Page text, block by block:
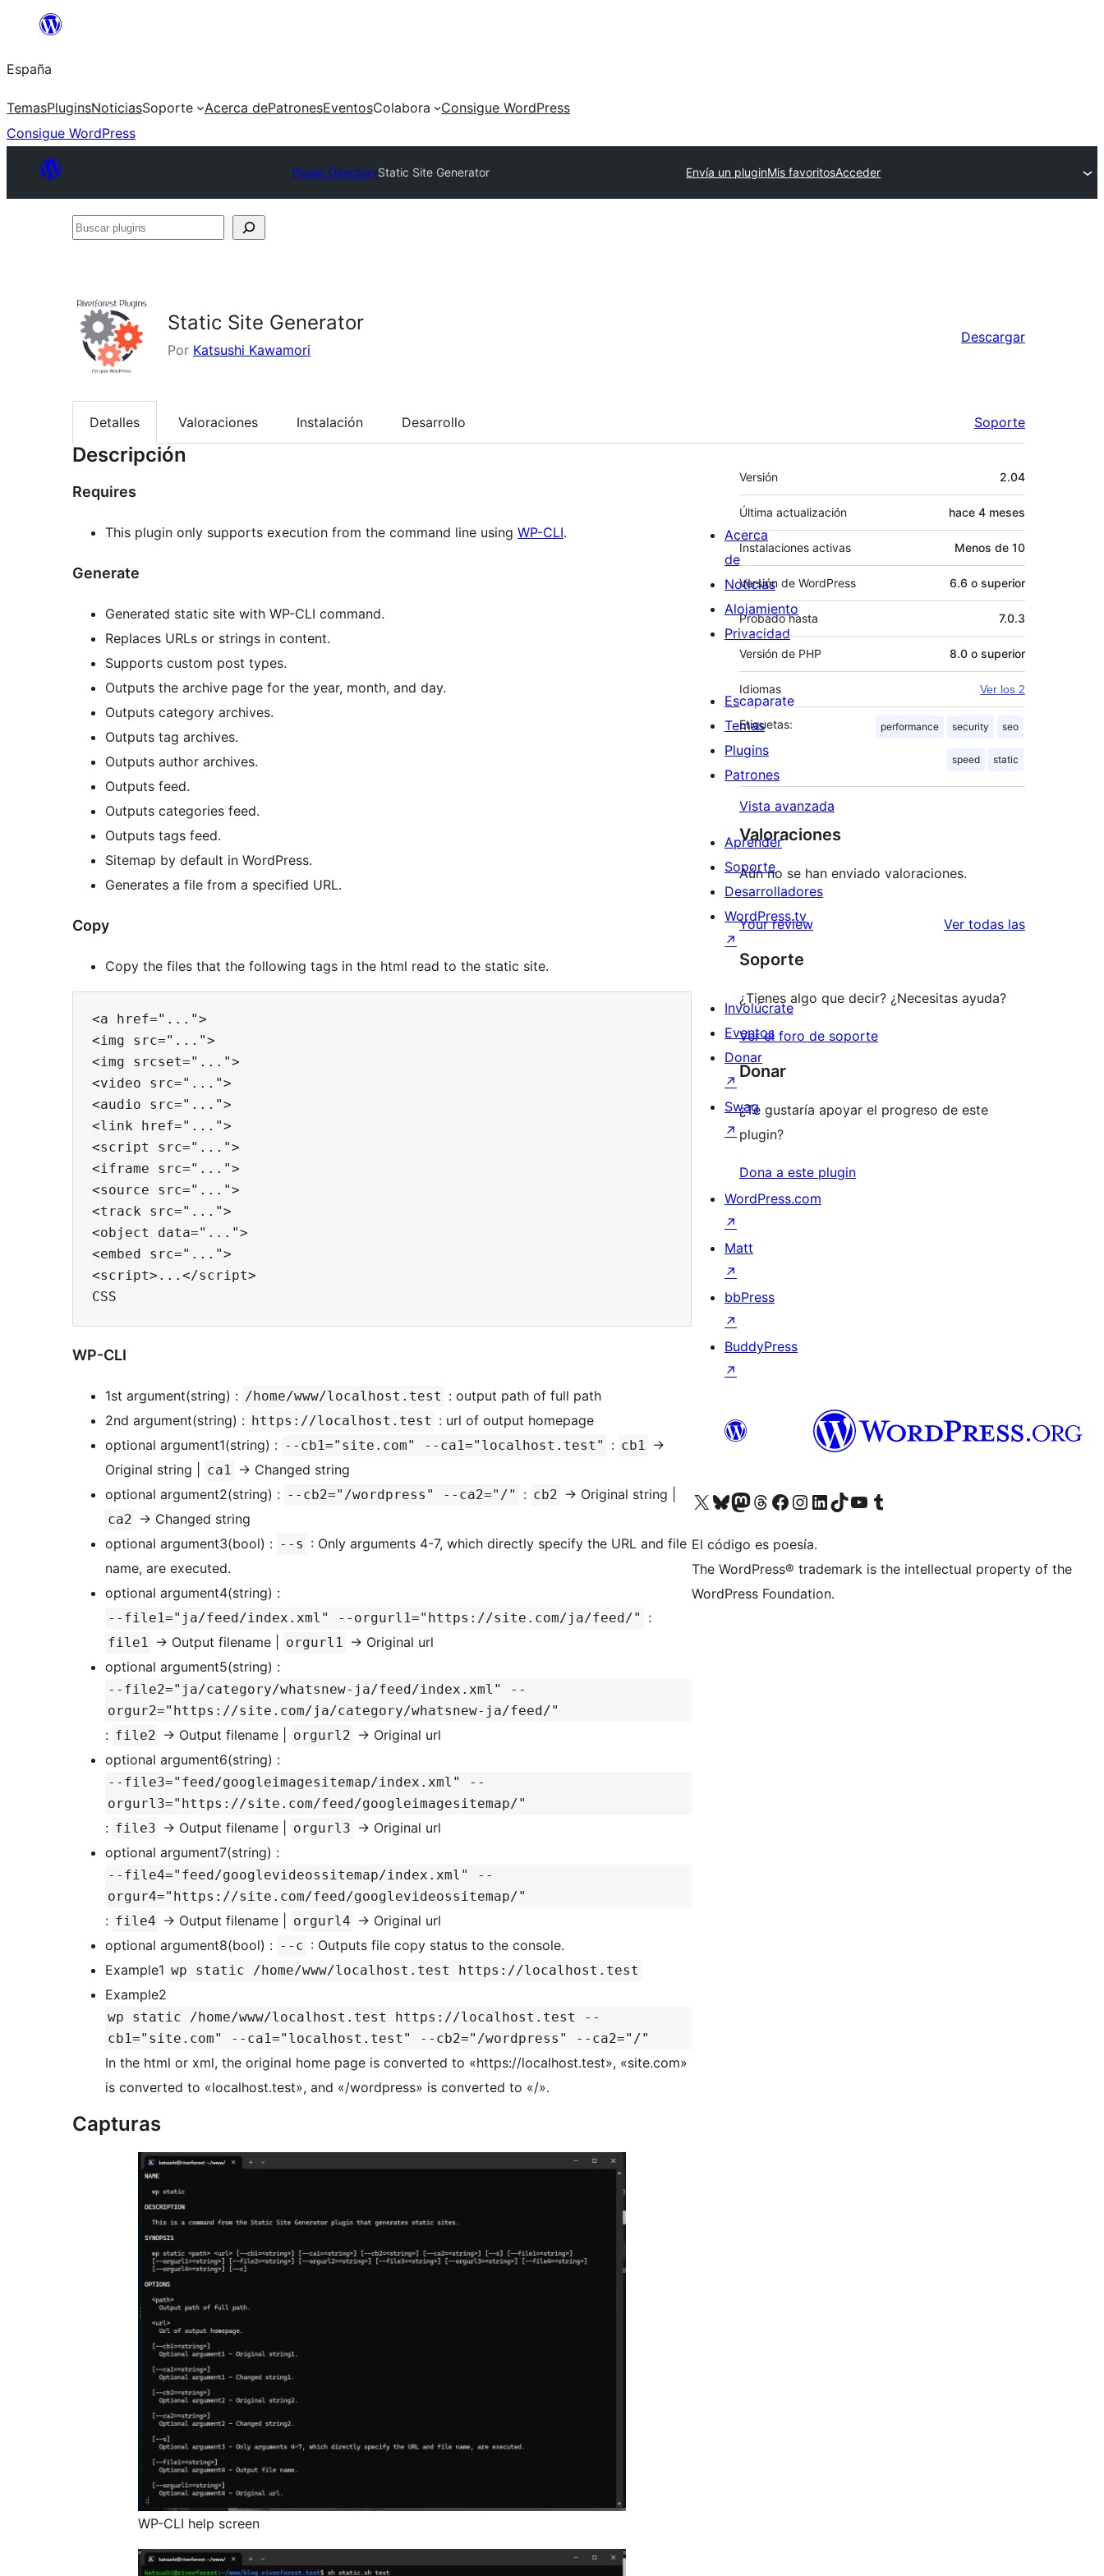
Saltar
contenido
España
TemasPluginsNoticiasSoporte Acerca dePatronesEventosColabora
Consigue WordPress
Consigue WordPress
Plugin DirectoryStatic Site Generator Envía un pluginMis favoritosAcceder
Buscar
Static Site Generator
Por Katsushi Kawamori
Descargar
Detalles Valoraciones Instalación Desarrollo Soporte
Descripción
Requires
This plugin only supports execution from the command line using WP-CLI.
Generate
Generated static site with WP-CLI command.
Replaces URLs or strings in content.
Supports custom post types.
Outputs the archive page for the year, month, and day.
Outputs category archives.
Outputs tag archives.
Outputs author archives.
Outputs feed.
Outputs categories feed.
Outputs tags feed.
Sitemap by default in WordPress.
Generates a file from a specified URL.
Copy
Copy the files that the following tags in the html read to the static site.
<a href="...">
<img src="...">
<img srcset="...">
<video src="...">
<audio src="...">
<link href="...">
<script src="...">
<iframe src="...">
<source src="...">
<track src="...">
<object data="...">
<embed src="...">
<script>...</script>
WP-CLI
1st argument(string) : /home/www/localhost.test : output path of full path
2nd argument(string) : https://localhost.test : url of output homepage
optional argument1(string) : --cb1="site.com" --ca1="localhost.test" : cb1 ->
Original string |
ca1 -> Changed string
optional argument2(string) : --cb2="/wordpress" --ca2="/" : cb2 -> Original string |
ca2 -> Changed string
optional argument3(bool) : --s : Only arguments 4-7, which directly specify the URL and file
name, are executed.
optional argument4(string) :
--file1="ja/feed/index.xml" --orgurl1="https://site.com/ja/feed/" :
file1 -> Output filename | orgurl1 -> Original url
optional argument5(string) :
--file2="ja/category/whatsnew-ja/feed/index.xml" --
orgur2="https://site.com/ja/category/whatsnew-ja/feed/"
: file2 -> Output filename | orgurl2 -> Original url
optional argument6(string) :
--file3="feed/googleimagesitemap/index.xml" --
orgurl3="https://site.com/feed/googleimagesitemap/"
: file3 -> Output filename | orgurl3 -> Original url
optional argument7(string) :
--file4="feed/googlevideossitemap/index.xml" --
orgur4="https://site.com/feed/googlevideossitemap/"
: file4 -> Output filename | orgurl4 -> Original url
optional argument8(bool) : --c : Outputs file copy status to the console.
Example1 wp static /home/www/localhost.test https://localhost.test
Example2
wp static /home/www/localhost.test https://localhost.test --
cb1="site.com" --ca1="localhost.test" --cb2="/wordpress" --ca2="/"
In the html or xml, the original home page is converted to «https://localhost.test», «site.com»
is converted to «localhost.test», and «/wordpress» is converted to «/».
Capturas
WP-CLI help screen
Meta
Versión 2.04
Última actualización hace 4 meses
Instalaciones activas Menos de 10
Versión de WordPress 6.6 o superior
Probado hasta 7.0.3
Versión de PHP 8.0 o superior
Idiomas Ver los 2
Etiquetas: performance security seo
speed static
Vista avanzada
Valoraciones
Aún no se han enviado valoraciones.
Your review Ver todas lasvaloraciones
Soporte
¿Tienes algo que decir? ¿Necesitas ayuda?
Ver el foro de soporte
Donar
¿Te gustaría apoyar el progreso de este
plugin?
Dona a este plugin
Acerca
de
Noticias
Alojamiento
Privacidad
Escaparate
Temas
Plugins
Patrones
Aprender
Soporte
Desarrolladores
WordPress.tv
↗
Involúcrate
Eventos
Donar
↗
Swag
↗
WordPress.com
↗
Matt
↗
bbPress
↗
BuddyPress
↗
Visita nuestra cuenta de X (anteriormente Twitter)
Visita nuestra cuenta de Bluesky
Visita nuestra cuenta de Mastodon
Visita nuestra cuenta de Threads
Visita nuestra página de Facebook
Visita nuestra cuenta de Instagram
Visita nuestra cuenta de LinkedIn
Visita nuestra cuenta de TikTok
Visita nuestro canal de YouTube
Visita nuestra cuenta de Tumblr
El código es poesía.
The WordPress® trademark is the intellectual property of the
WordPress Foundation.